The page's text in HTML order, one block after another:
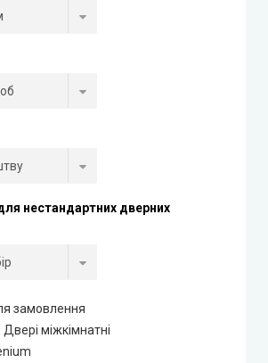
Стайл під фарбування)
Дорс)
нестандартних дверних
замовлення
Двері міжкімнатні